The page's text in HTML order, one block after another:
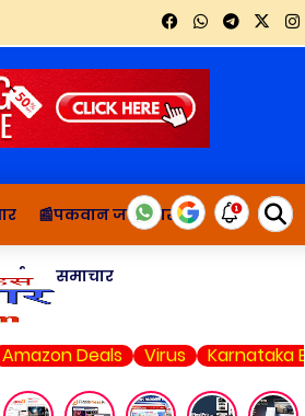
📰पकवान जानकारी
दुर्घटना समाचार
Deals Virus Karnataka Elections